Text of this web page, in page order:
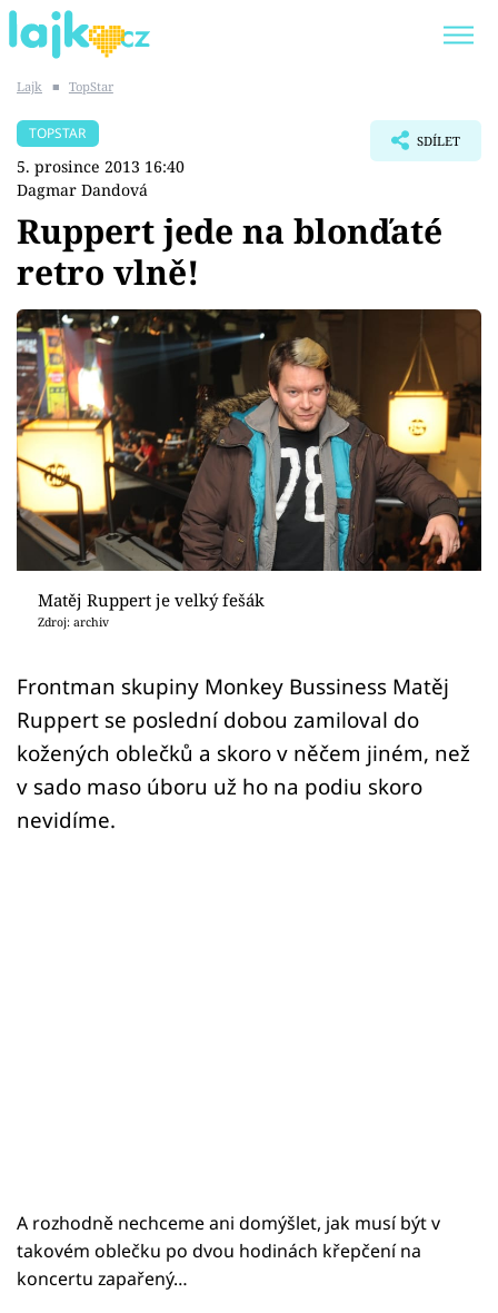
SHOPAHOLICADEL
Témata
Showbyznys
Youtubeři
Virály
Sex a vztahy
Videa
Sledujte prima+
Přihlášení
Sledujte nás
Lajk ■ TopStar
TOPSTAR
5. prosince 2013 16:40
Dagmar Dandová
SDÍLET
Ruppert jede na blonďaté
retro vlně!
Matěj Ruppert je velký fešák
Zdroj: archiv
Frontman skupiny Monkey Bussiness Matěj
Ruppert se poslední dobou zamiloval do
kožených oblečků a skoro v něčem jiném, než
v sado maso úboru už ho na podiu skoro
nevidíme.
A rozhodně nechceme ani domýšlet, jak musí být v
takovém oblečku po dvou hodinách křepčení na
koncertu zapařený…